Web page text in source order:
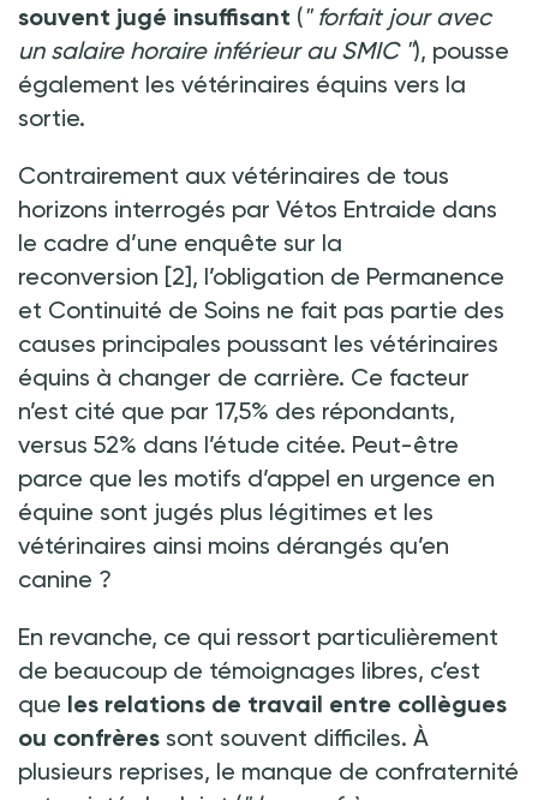
souvent jugé insuffisant (" forfait jour avec
un salaire horaire inférieur au SMIC "), pousse
également les vétérinaires équins vers la
sortie.
Contrairement aux vétérinaires de tous
horizons interrogés par Vétos Entraide dans
le cadre d’une enquête sur la
reconversion [2], l’obligation de Permanence
et Continuité de Soins ne fait pas partie des
causes principales poussant les vétérinaires
équins à changer de carrière. Ce facteur
n’est cité que par 17,5% des répondants,
versus 52% dans l’étude citée. Peut-être
parce que les motifs d’appel en urgence en
équine sont jugés plus légitimes et les
vétérinaires ainsi moins dérangés qu’en
canine ?
En revanche, ce qui ressort particulièrement
de beaucoup de témoignages libres, c’est
que les relations de travail entre collègues
ou confrères sont souvent difficiles. À
plusieurs reprises, le manque de confraternité